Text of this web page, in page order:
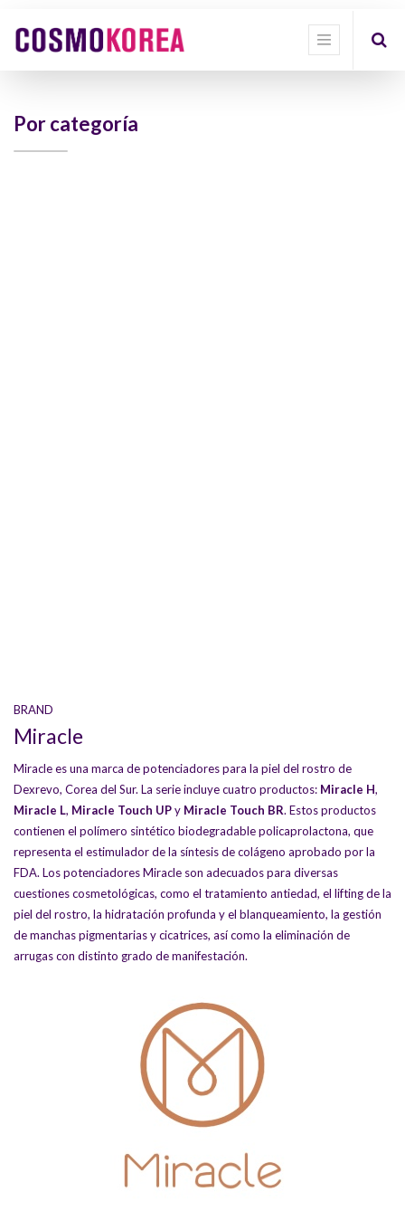
Por categoría
BRAND
Miracle
Miracle es una marca de potenciadores para la piel del rostro de
Dexrevo, Corea del Sur. La serie incluye cuatro productos: Miracle H,
Miracle L, Miracle Touch UPy Miracle Touch BR. Estos productos
contienen el polímero sintético biodegradable policaprolactona, que
representa el estimulador de la síntesis de colágeno aprobado por la
FDA. Los potenciadores Miracle son adecuados para diversas
cuestiones cosmetológicas, como el tratamiento antiedad, el lifting de la
piel del rostro, la hidratación profunda y el blanqueamiento, la gestión
de manchas pigmentarias y cicatrices, así como la eliminación de
arrugas con distinto grado de manifestación.
categories
options